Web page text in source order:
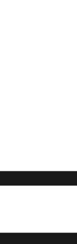
解决客户问题，
，如有必要，重
。在生产中应用
题以及类似问题